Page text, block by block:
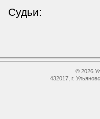
Судьи:
© 2026
432017, г.